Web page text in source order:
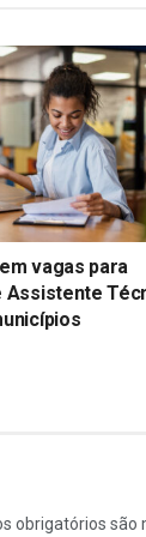
vagas para
Assistente
obrigatórios são